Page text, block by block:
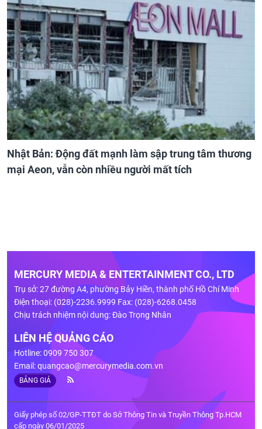
Nhật Bản: Động đất mạnh làm sập trung tâm thương
mại Aeon, vẫn còn nhiều người mất tích
MERCURY MEDIA & ENTERTAINMENT CO., LTD
Trụ sở: 27 đường A4, phường Bảy Hiền, thành phố Hồ Chí Minh
Điện thoại: (028)-2236.9999 Fax: (028)-6268.0458
Chịu trách nhiệm nội dung: Đào Trọng Nhân
LIÊN HỆ QUẢNG CÁO
Hotline: 0909 750 307
Email:quangcao@mercurymedia.com.vn
BẢNG GIÁ
Giấy phép số 02/GP-TTĐT do Sở Thông Tin và Truyền Thông Tp.HCM
cấp ngày 06/01/2025